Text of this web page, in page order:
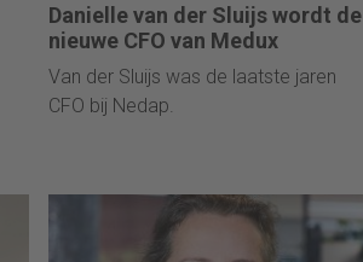
Danielle van der Sluijs wordt de
nieuwe CFO van Medux
Van der Sluijs was de laatste jaren
CFO bij Nedap.